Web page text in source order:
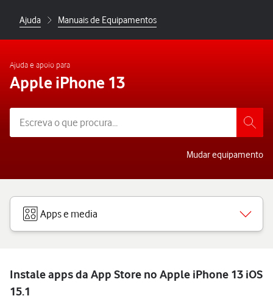
Ajuda Manuais de Equipamentos
Ajuda e apoio para
Apple iPhone 13
Mudar equipamento
Apps e media
Instale apps da App Store no Apple iPhone 13 iOS
15.1